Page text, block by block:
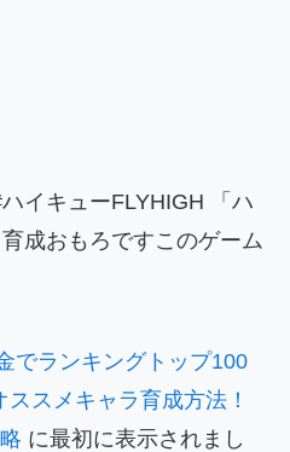
イキューFLYHIGH 「ハ
成おもろですこのゲーム
でランキングトップ100
スメキャラ育成方法！
に最初に表示されまし